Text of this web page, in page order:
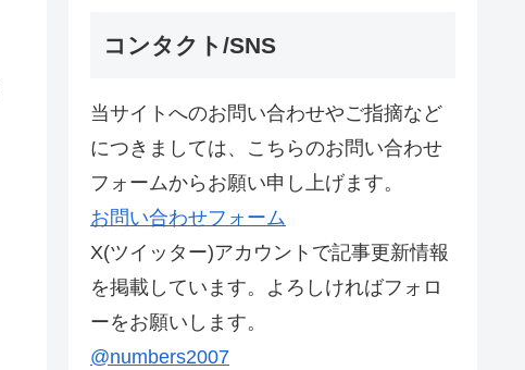
コンタクト/SNS
当サイトへのお問い合わせやご指摘など
につきましては、こちらのお問い合わせ
フォームからお願い申し上げます。
お問い合わせフォーム
X(ツイッター)アカウントで記事更新情報
を掲載しています。よろしければフォロ
ーをお願いします。
@numbers2007